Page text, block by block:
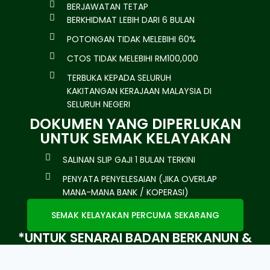
BERJAWATAN TETAP
BERKHIDMAT LEBIH DARI 6 BULAN
POTONGAN TIDAK MELEBIHI 60%
CTOS TIDAK MELEBIHI RM100,000
TERBUKA KEPADA SELURUH
KAKITANGAN KERAJAAN MALAYSIA DI
SELURUH NEGERI
DOKUMEN YANG DIPERLUKAN
UNTUK SEMAK KELAYAKAN
SALINAN SLIP GAJI 1 BULAN TERKINI
PENYATA PENYELESAIAN (JIKA OVERLAP
MANA-MANA BANK / KOPERASI)
SEMAK KELAYAKAN PERCUMA SEKARANG
*UNTUK SENARAI BADAN BERKANUN &
KERAJAAN NEGERI, BOLEH HUBUNGI